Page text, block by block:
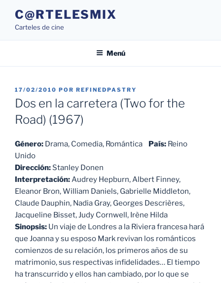
contenido
C@RTELESMIX
Carteles de cine
Menú
PUBLICADO
EL
17/02/2010 POR REFINEDPASTRY
Dos en la carretera (Two for the
Road) (1967)
Género: Drama, Comedia, Romántica País: Reino
Unido
Dirección: Stanley Donen
Interpretación:Audrey Hepburn, Albert Finney,
Eleanor Bron, William Daniels, Gabrielle Middleton,
Claude Dauphin, Nadia Gray, Georges Descrières,
Jacqueline Bisset, Judy Cornwell, Irène Hilda
Sinopsis: Un viaje de Londres a la Riviera francesa hará
que Joanna y su esposo Mark revivan los románticos
comienzos de su relación, los primeros años de su
matrimonio, sus respectivas infidelidades… El tiempo
ha transcurrido y ellos han cambiado, por lo que se